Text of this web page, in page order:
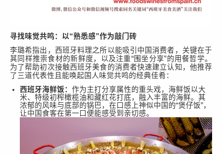
寻找味觉共鸣：以“熟悉感”作为敲门砖
李璐希指出，西班牙料理之所以能吸引中国消费者，关键在于
其同样推崇食材的新鲜度，以及注重“围坐分享”的用餐哲学。
为了帮助初次接触西班牙美食的消费者快速建立认知，他推荐
了三道代表性且能唤起国人味觉共鸣的经典佳肴：
西班牙海鲜饭： 作为主打分享属性的重头戏，海鲜饭以大
米、特级初榨橄榄油和藏红花打底，融入丰富的海鲜。其
浓郁的风味与底部的锅巴，在口感上神似中国的“煲仔饭”，
让中国食客在第一口便能感受到亲切感。